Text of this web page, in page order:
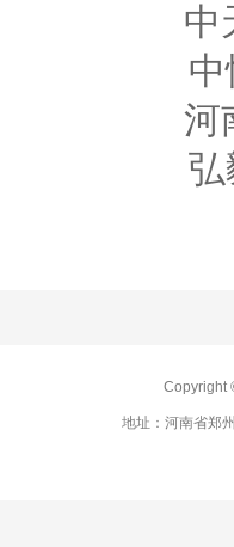
Copyright
地址：河南省郑